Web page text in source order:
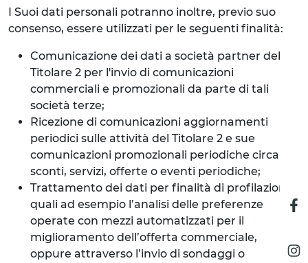
I Suoi dati personali potranno inoltre, previo suo
consenso, essere utilizzati per le seguenti finalità:
Comunicazione dei dati a società partner del
Titolare 2 per l'invio di comunicazioni
commerciali e promozionali da parte di tali
società terze;
Ricezione di comunicazioni aggiornamenti
periodici sulle attività del Titolare 2 e sue
comunicazioni promozionali periodiche circa
sconti, servizi, offerte o eventi periodiche;
Trattamento dei dati per finalità di profilazione,
quali ad esempio l’analisi delle preferenze
operate con mezzi automatizzati per il
miglioramento dell’offerta commerciale,
oppure attraverso l’invio di sondaggi o